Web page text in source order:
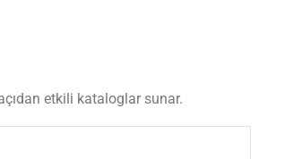
etkili kataloglar sunar.